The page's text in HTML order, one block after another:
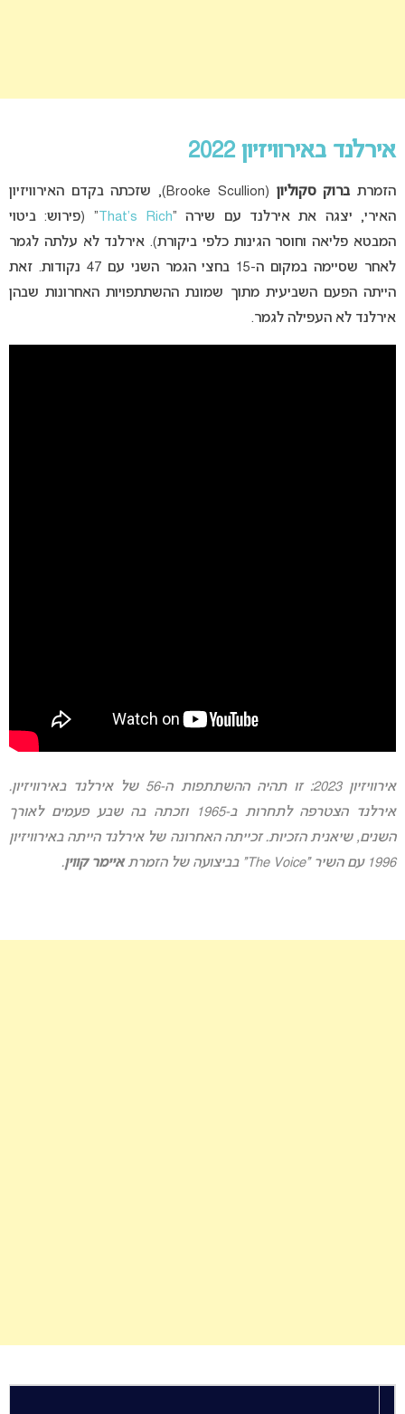
אירלנד באירוויזיון 2022
הזמרת ברוק סקוליון
(Brooke Scullion), שזכתה בקדם האירוויזיון
האירי, יצגה את אירלנד עם שירה “
That’s Rich ” (פירוש: ביטוי
המבטא פליאה וחוסר הגינות כלפי ביקורת). אירלנד לא עלתה לגמר
לאחר שסיימה במקום ה-15 בחצי הגמר השני עם 47 נקודות. זאת
הייתה הפעם השביעית מתוך שמונת ההשתתפויות האחרונות שבהן
אירלנד לא העפילה לגמר.
אירוויזיון 2023: זו תהיה ההשתתפות ה-56 של אירלנד באירוויזיון.
אירלנד הצטרפה לתחרות ב-1965 וזכתה בה שבע פעמים לאורך
השנים, שיאנית הזכיות. זכייתה האחרונה של אירלנד הייתה באירוויזיון
1996 עם השיר “The Voice” בביצועה של הזמרת
איימר קווין.